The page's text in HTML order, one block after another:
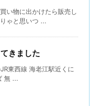
い物に出かけたら販売し
ゃと思いつ ...
きました
東西線 海老江駅近くに
無 ...